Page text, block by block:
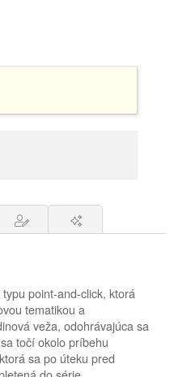
point-and-click, ktorá
tematikou a
veža, odohrávajúca sa
točí okolo príbehu
sa po úteku pred